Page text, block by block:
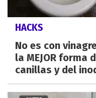
HACKS
No es con
la MEJOR forma
canillas y del